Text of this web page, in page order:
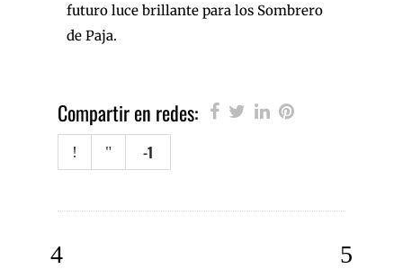
futuro luce brillante para los Sombrero
de Paja.
Compartir en redes:
-1